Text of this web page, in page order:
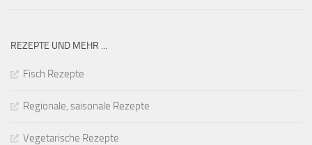
REZEPTE UND MEHR ...
Fisch Rezepte
Regionale, saisonale Rezepte
Vegetarische Rezepte